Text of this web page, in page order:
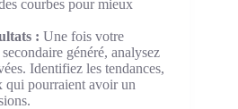
courbes pour mieux
: Une fois votre
généré, analysez
Identifiez les tendances,
qui pourraient avoir un